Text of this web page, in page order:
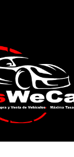
NISSAN NV200